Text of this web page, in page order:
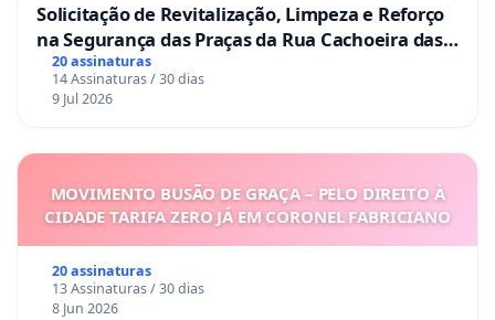
Solicitação de Revitalização, Limpeza e Reforço
na Segurança das Praças da Rua Cachoeira das
Sete Ilhas
20 assinaturas
14 Assinaturas / 30 dias
9 Jul 2026
MOVIMENTO BUSÃO DE GRAÇA – PELO DIREITO À
CIDADE TARIFA ZERO JÁ EM CORONEL FABRICIANO
20 assinaturas
13 Assinaturas / 30 dias
8 Jun 2026